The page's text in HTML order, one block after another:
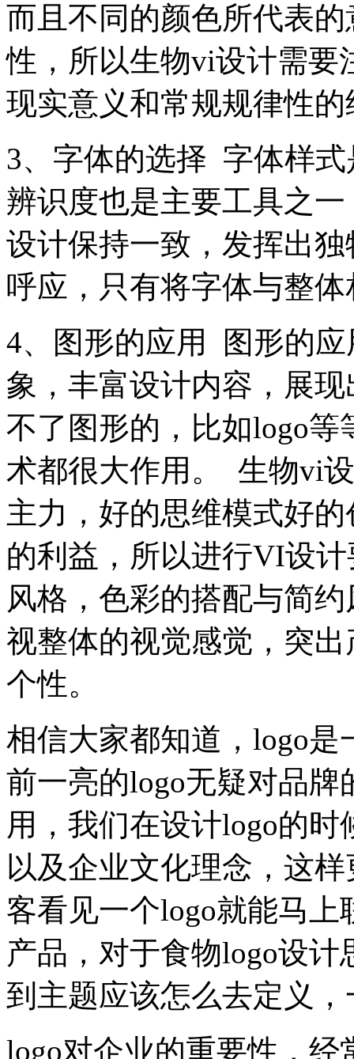
而且不同的颜色所代表
性，所以生物vi设计需要
现实意义和常规规律性
3、字体的选择 字体样
辨识度也是主要工具之
设计保持一致，发挥出
呼应，只有将字体与整
4、图形的应用 图形的
象，丰富设计内容，展
不了图形的，比如logo
术都很大作用。 生物vi
主力，好的思维模式好
的利益，所以进行VI设
风格，色彩的搭配与简
视整体的视觉感觉，突
个性。
相信大家都知道，logo
前一亮的logo无疑对品
用，我们在设计logo的
以及企业文化理念，这
客看见一个logo就能马
产品，对于食物logo设
到主题应该怎么去定义
logo对企业的重要性，